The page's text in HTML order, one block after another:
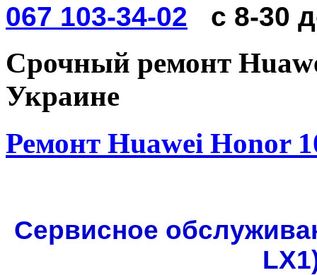
067 103-34-02
с 8-30
Срочный ремонт
Украине
Ремонт Huawei Honor
Сервисное